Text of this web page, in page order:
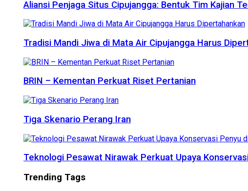
Aliansi Penjaga Situs Cipujangga: Bentuk Tim Kajian
Tradisi Mandi Jiwa di Mata Air Cipujangga Harus
BRIN – Kementan Perkuat Riset Pertanian
Tiga Skenario Perang Iran
Teknologi Pesawat Nirawak Perkuat Upaya
Trending Tags